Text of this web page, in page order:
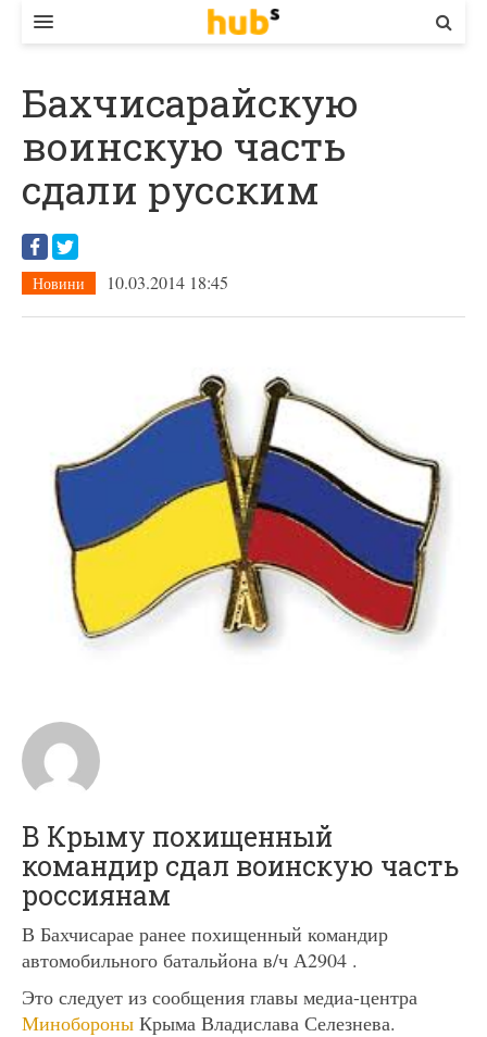
ЕКОНОМІКА
БІЗНЕС
СТАРТЕР
КОНТАКТИ
Бахчисарайскую
воинскую часть
сдали русским
Новини 10.03.2014 18:45
В Крыму похищенный
командир сдал воинскую часть
россиянам
В Бахчисарае ранее похищенный командир
автомобильного батальйона в/ч А2904 .
Это следует из сообщения главы медиа-центра
Минобороны Крыма Владислава Селезнева.